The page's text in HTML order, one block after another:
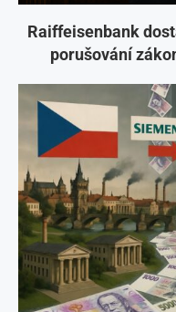
Raiffeisenbank
porušování